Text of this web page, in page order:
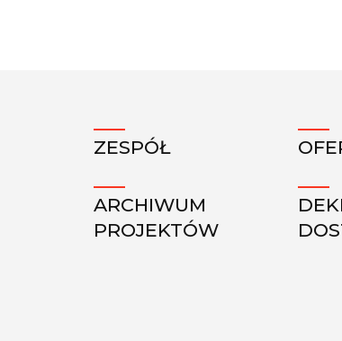
ZESPÓŁ
ARCHIWUM
PROJEKTÓW